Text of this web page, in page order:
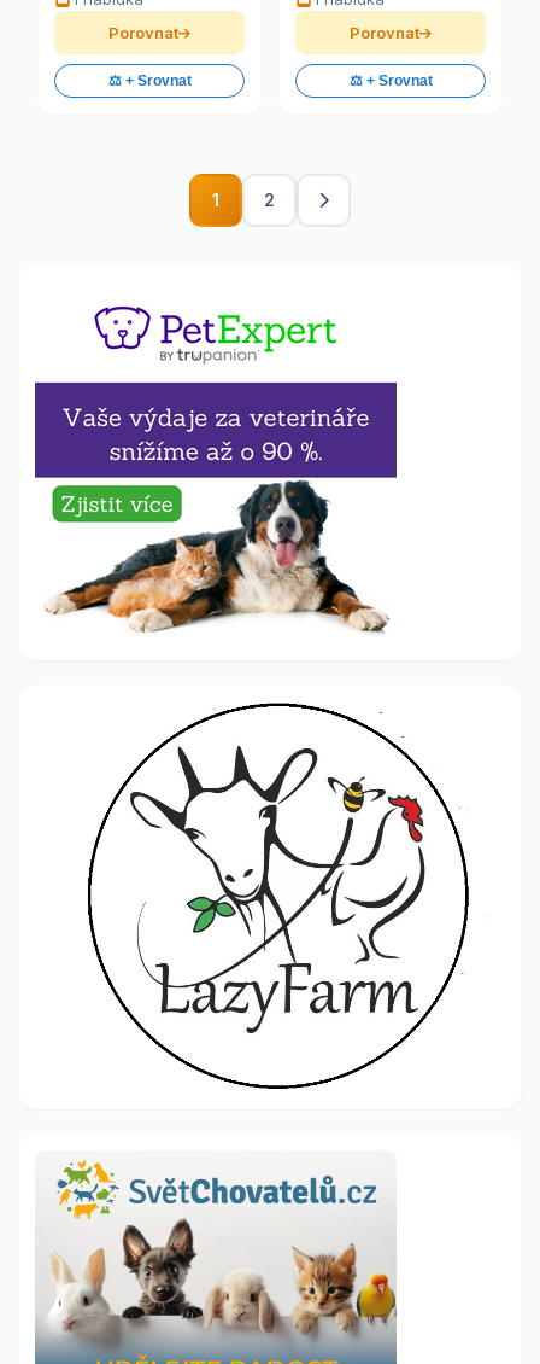
Porovnat
⚖️ + Srovnat
Porovnat
⚖️ + Srovnat
1 2